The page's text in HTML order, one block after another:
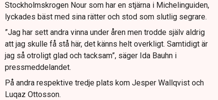
Stockholmskrogen Nour som har en stjärna i Michelinguiden,
lyckades bäst med sina rätter och stod som slutlig segrare.
”Jag har sett andra vinna under åren men trodde själv aldrig
att jag skulle få stå här, det känns helt overkligt. Samtidigt är
jag så otroligt glad och tacksam”, säger Ida Bauhn i
pressmeddelandet.
På andra respektive tredje plats kom Jesper Wallqvist och
Luqaz Ottosson.